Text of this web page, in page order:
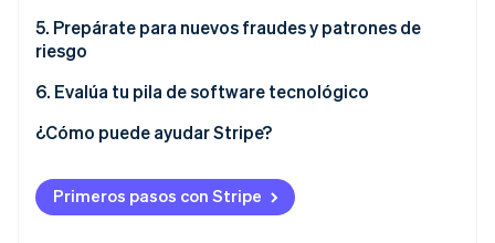
5. Prepárate para nuevos fraudes y patrones de
riesgo
6. Evalúa tu pila de software tecnológico
¿Cómo puede ayudar Stripe?
Primeros pasos con Stripe